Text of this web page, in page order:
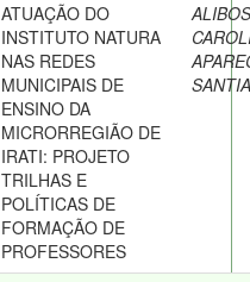
ATUAÇÃO DO
INSTITUTO NATURA
NAS REDES
MUNICIPAIS DE
ENSINO DA
MICRORREGIÃO DE
IRATI: PROJETO
TRILHAS E
POLÍTICAS DE
FORMAÇÃO DE
PROFESSORES